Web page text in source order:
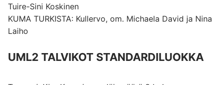
Tuire-Sini Koskinen
KUMA TURKISTA: Kullervo, om. Michaela David ja Nina
Laiho
UML2 TALVIKOT STANDARDILUOKKA